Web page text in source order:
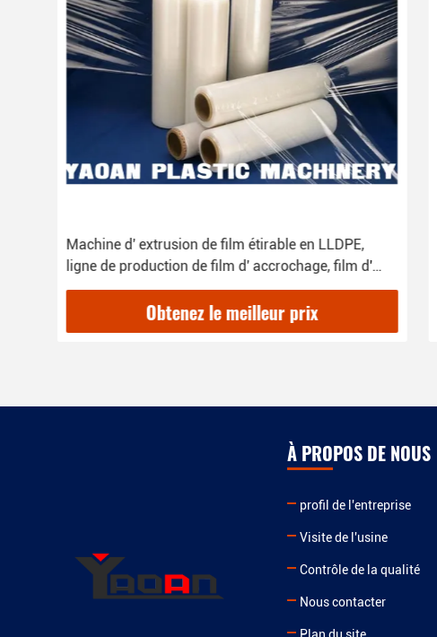
Machine d' extrusion de film étirable en LLDPE,
ligne de production de film d' accrochage, film d'
enveloppe
Obtenez le meilleur prix
À PROPOS DE NOUS
profil de l'entreprise
Visite de l'usine
Contrôle de la qualité
Nous contacter